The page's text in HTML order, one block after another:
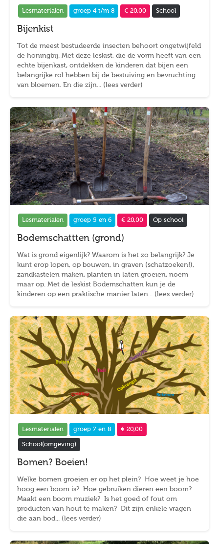
Lesmaterialen groep 4 t/m 8 € 20,00 School
Bijenkist
Tot de meest bestudeerde insecten behoort ongetwijfeld
de honingbij. Met deze leskist, die de vorm heeft van een
echte bijenkast, ontdekken de kinderen dat bijen een
belangrijke rol hebben bij de bestuiving en bevruchting
van bloemen. En die zijn... (lees verder)
Lesmaterialen groep 5 en 6 € 20,00 Op school
Bodemschattten (grond)
Wat is grond eigenlijk? Waarom is het zo belangrijk? Je
kunt erop lopen, op bouwen, in graven (schatzoeken!),
zandkastelen maken, planten in laten groeien, noem
maar op. Met de leskist Bodemschatten kun je de
kinderen op een praktische manier laten... (lees verder)
Lesmaterialen groep 7 en 8 € 20,00
School(omgeving)
Bomen? Boeien!
Welke bomen groeien er op het plein? Hoe weet je hoe
hoog een boom is? Hoe gebruiken dieren een boom?
Maakt een boom muziek? Is het goed of fout om
producten van hout te maken? Dit zijn enkele vragen
die aan bod... (lees verder)